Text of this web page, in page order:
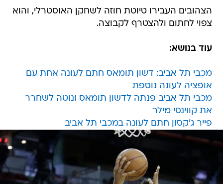
הצהובים העבירו טיוטת חוזה לשחקן האוסטרלי, והוא
צפוי לחתום ולהצטרף לקבוצה.
עוד בנושא:
מכבי תל אביב: דשון תומאס חתם לעונה אחת עם
אופציה לעונה נוספת
מכבי תל אביב פנתה לדשון תומאס ונוטה לשחרר
את קווינסי מילר
פייר ג'קסון חתם לעונה במכבי תל אביב